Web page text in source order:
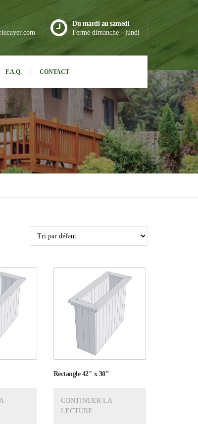
Du mardi au samedi
Fermé dimanche - lundi
F.A.Q. CONTACT
Rectangle 42″ x 30″
CONTINUER LA
LECTURE